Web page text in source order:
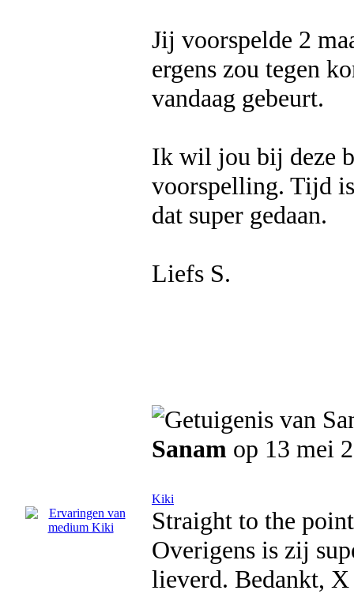
Jij voorspelde 2
ergens zou tegen
vandaag gebeurt.
Ik wil jou bij deze
voorspelling. Tijd
dat super gedaan.
Liefs S.
Sanam op 13 mei
Kiki
Straight to the
Overigens is zij
lieverd. Bedankt,